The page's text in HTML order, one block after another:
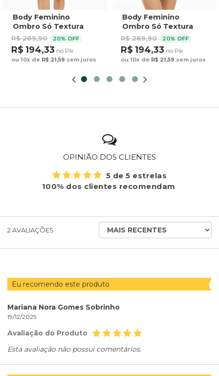
Body Feminino
Ombro Só Textura
Laranja
R$ 269,90 20% OFF
R$ 194,33 no Pix
ou 10x de R$ 21,59 sem juros
Body Feminino
Ombro Só Textura
Verde
R$ 269,90 20% OFF
R$ 194,33 no Pix
ou 10x de R$ 21,59 sem juros
OPINIÃO DOS CLIENTES
5 de 5 estrelas
100% dos clientes recomendam
2AVALIAÇÕES
ORDENAR
AVALIAÇÕES
Eu recomendo este produto
Mariana Nora Gomes Sobrinho
19/12/2025
Avaliação do Produto
Esta avaliação não possui comentários.